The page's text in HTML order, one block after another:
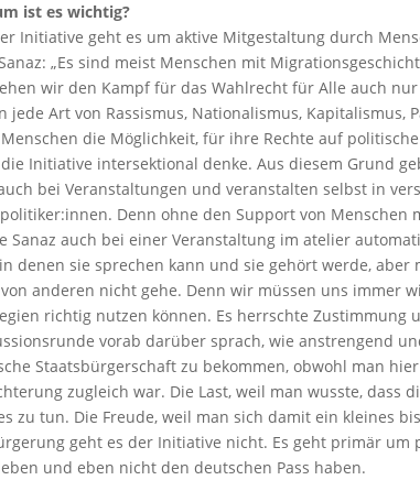
ist es wichtig?
Initiative geht es um aktive Mitgestaltung durch
„Es sind meist Menschen mit
wir den Kampf für das Wahlrecht für Alle auch
jede Art von Rassismus, Nationalismus,
die Möglichkeit, für ihre Rechte auf
Initiative intersektional denke. Aus diesem Grund
bei Veranstaltungen und veranstalten selbst in
Denn ohne den Support von Menschen
Sanaz auch bei einer Veranstaltung im atelier
denen sie sprechen kann und sie gehört werde,
anderen nicht gehe. Denn wir müssen uns immer
richtig nutzen können. Es herrschte Zustimmung
vorab darüber sprach, wie anstrengend
Staatsbürgerschaft zu bekommen, obwohl man
zugleich war. Die Last, weil man wusste, dass
zu tun. Die Freude, weil man sich damit ein kleines
geht es der Initiative nicht. Es geht primär
und eben nicht den deutschen Pass haben.